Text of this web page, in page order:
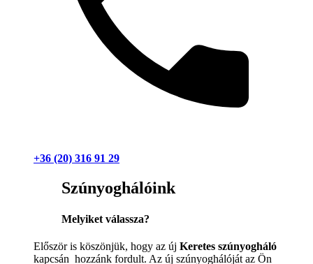
+36 (20) 316 91 29
Szúnyoghálóink
Melyiket válassza?
Először is köszönjük, hogy az új Keretes szúnyogháló
kapcsán hozzánk fordult. Az új szúnyoghálóját az Ön